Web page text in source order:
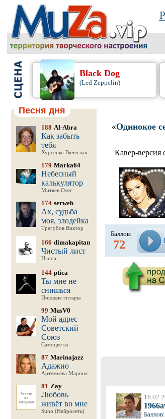
Black Dog
(Led Zeppelin)
Песня дня
188 Al-Abra
Как забыть
тебя
Хурсенко Вячеслав
179 Marka64
Небесный
калькулятор
Митяев Олег
174 serweb
Ах, судьба
моя, злодейка
Трегубов Виктор
166 dimakapitan
Чистый лист
Нэнси
144 ptica
Ты мне не
снишься
Поющие гитары
99 MusV0
Мой адрес
Советский
Союз
Самоцветы
87 Marinajazz
Адажио
Артемьева Марина
81 Zay
Любовь
живёт во мне
Suno (Нейросеть)
«Одинокое
Кавер-версия
Баллов:
72